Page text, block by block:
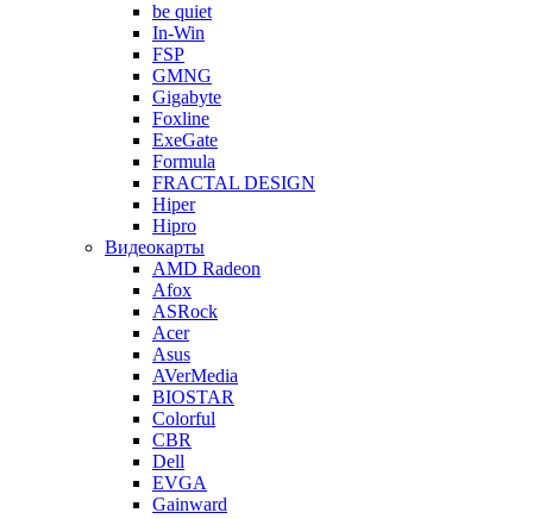
be quiet
In-Win
FSP
GMNG
Gigabyte
Foxline
ExeGate
Formula
FRACTAL DESIGN
Hiper
Hipro
Видеокарты
AMD Radeon
Afox
ASRock
Acer
Asus
AVerMedia
BIOSTAR
Colorful
CBR
Dell
EVGA
Gainward